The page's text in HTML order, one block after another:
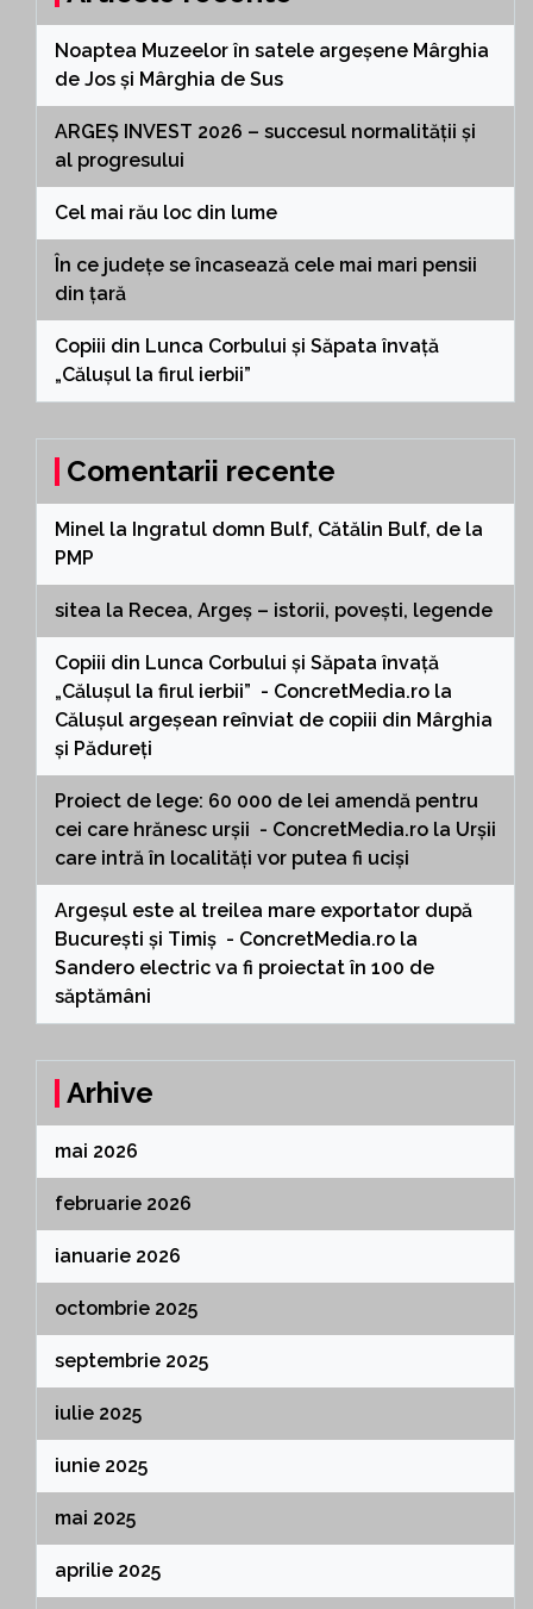
Noaptea Muzeelor în satele argeșene Mârghia
de Jos și Mârghia de Sus
ARGEȘ INVEST 2026 – succesul normalității și
al progresului
Cel mai rău loc din lume
În ce județe se încasează cele mai mari pensii
din țară
Copiii din Lunca Corbului și Săpata învață
„Călușul la firul ierbii”
Comentarii recente
Minel la Ingratul domn Bulf, Cătălin Bulf, de la
PMP
sitea la Recea, Argeș – istorii, povești, legende
Copiii din Lunca Corbului și Săpata învață
„Călușul la firul ierbii” - ConcretMedia.ro la
Călușul argeșean reînviat de copiii din Mârghia
și Pădureți
Proiect de lege: 60 000 de lei amendă pentru
cei care hrănesc urșii - ConcretMedia.ro la Urșii
care intră în localități vor putea fi uciși
Argeșul este al treilea mare exportator după
București și Timiș - ConcretMedia.ro la
Sandero electric va fi proiectat în 100 de
săptămâni
Arhive
mai 2026
februarie 2026
ianuarie 2026
octombrie 2025
septembrie 2025
iulie 2025
iunie 2025
mai 2025
aprilie 2025